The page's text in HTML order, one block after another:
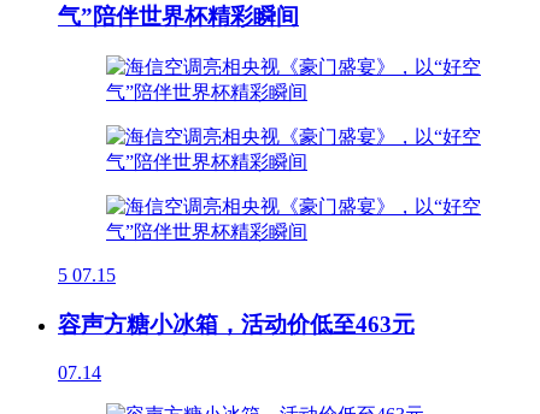
气”陪伴世界杯精彩瞬间
5 07.15
容声方糖小冰箱，活动价低至463元
07.14